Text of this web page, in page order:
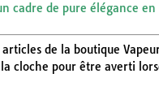
cadre de pure élégance
de la boutique
cloche pour être averti